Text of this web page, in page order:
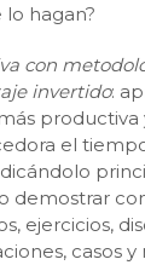
lo hagan?
con
invertido:
productiva
el
demostrar
ejercicios,
casos